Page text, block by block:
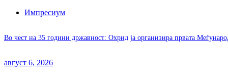
Импресиум
Во чест на 35 години државност: Охрид ја организира првата
август 6, 2026